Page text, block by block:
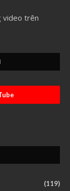
video trên
(119)